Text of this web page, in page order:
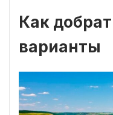
Как
варианты